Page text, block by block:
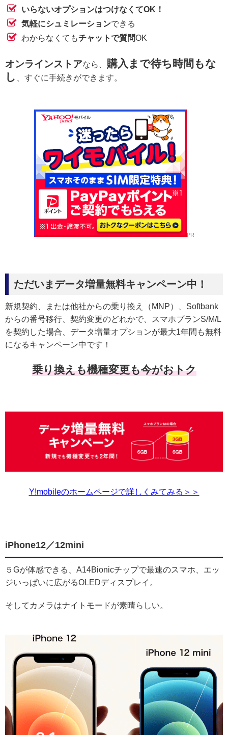
いらないオプションはつけなくてOK！
気軽にシュミレーションできる
わからなくてもチャットで質問OK
オンラインストアなら、 購入まで待ち時間もな
し
、すぐに手続きができます。
PR
ただいまデータ増量無料キャンペーン中！
新規契約、または他社からの乗り換え（MNP）、Softbank
からの番号移行、契約変更のどれかで、スマホプランS/M/L
を契約した場合、データ増量オプションが最大1年間も無料
になるキャンペーン中です！
乗り換えも機種変更も今がおトク
Y!mobileのホームページで詳しくみてみる＞＞
iPhone12／12mini
５Gが体感できる、A14Bionicチップで最速のスマホ、エッ
ジいっぱいに広がるOLEDディスプレイ。
そしてカメラはナイトモードが素晴らしい。